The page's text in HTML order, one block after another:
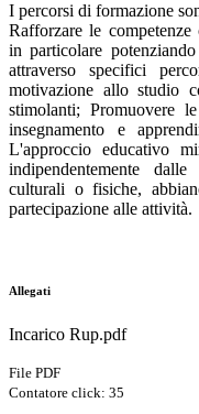
I percorsi di formazione
Rafforzare le competenze
in particolare
attraverso specifici
motivazione allo studio
stimolanti; Promuovere
insegnamento e
L'approccio educativo
indipendentemente
culturali o fisiche,
partecipazione alle attività.
Allegati
Incarico Rup.pdf
File PDF
Contatore click: 35